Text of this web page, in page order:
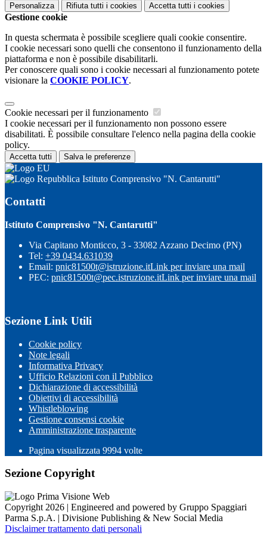
Personalizza Rifiuta tutti i cookies Accetta tutti i cookies
Gestione cookie
In questa schermata è possibile scegliere quali cookie consentire.
I cookie necessari sono quelli che consentono il funzionamento della
piattaforma e non è possibile disabilitarli.
Per conoscere quali sono i cookie necessari al funzionamento potete
visionare la COOKIE POLICY.
Cookie necessari per il funzionamento
I cookie necessari per il funzionamento non possono essere
disabilitati. È possibile consultare l'elenco nella pagina della cookie
policy.
Accetta tutti Salva le preferenze
Istituto Comprensivo "N. Cantarutti"
Contatti
Istituto Comprensivo "N. Cantarutti"
Via Capitano Monticco, 3 - 33082 Azzano Decimo (PN)
Tel: +39 0434.631039
Email: pnic81500t@istruzione.itLink per inviare una mail
PEC: pnic81500t@pec.istruzione.itLink per inviare una mail
Sezione Link Utili
Cookie policy
Note legali
Informativa Privacy
Ufficio Relazioni con il Pubblico
Dichiarazione di accessibilità
Obiettivi di accessibilità
Whistleblowing
Gestione consensi cookie
Amministrazione trasparente
Pagina visualizzata 9994 volte
Sezione Copyright
Copyright 2026 | Engineered and powered by Gruppo Spaggiari
Parma S.p.A. | Divisione Publishing & New Social Media
Disclaimer trattamento dati personali